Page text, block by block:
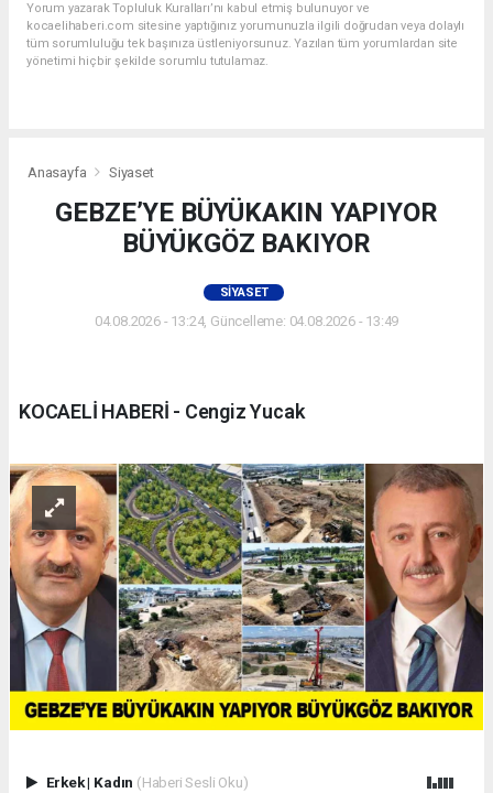
Yorum yazarak Topluluk Kuralları’nı kabul etmiş bulunuyor ve
kocaelihaberi.com sitesine yaptığınız yorumunuzla ilgili doğrudan veya dolaylı
tüm sorumluluğu tek başınıza üstleniyorsunuz. Yazılan tüm yorumlardan site
yönetimi hiçbir şekilde sorumlu tutulamaz.
Anasayfa Siyaset
GEBZE’YE BÜYÜKAKIN YAPIYOR
BÜYÜKGÖZ BAKIYOR
SIYASET
04.08.2026 - 13:24, Güncelleme: 04.08.2026 - 13:49
KOCAELİ HABERİ - Cengiz Yucak
Erkek| Kadın (Haberi Sesli Oku)